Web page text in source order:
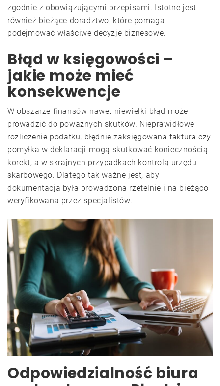
zgodnie z obowiązującymi przepisami. Istotne jest
również bieżące doradztwo, które pomaga
podejmować właściwe decyzje biznesowe.
Błąd w księgowości –
jakie może mieć
konsekwencje
W obszarze finansów nawet niewielki błąd może
prowadzić do poważnych skutków. Nieprawidłowe
rozliczenie podatku, błędnie zaksięgowana faktura czy
pomyłka w deklaracji mogą skutkować koniecznością
korekt, a w skrajnych przypadkach kontrolą urzędu
skarbowego. Dlatego tak ważne jest, aby
dokumentacja była prowadzona rzetelnie i na bieżąco
weryfikowana przez specjalistów.
Odpowiedzialność biura